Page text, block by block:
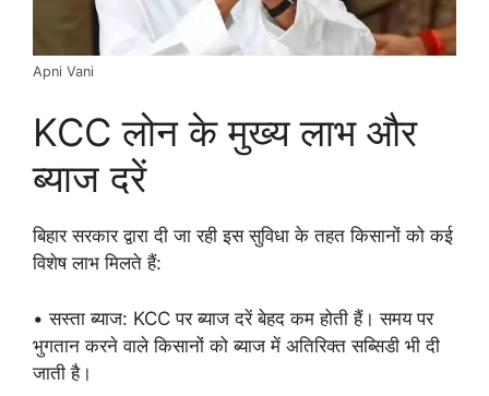
Apni Vani
KCC लोन के मुख्य लाभ और
ब्याज दरें
बिहार सरकार द्वारा दी जा रही इस सुविधा के तहत किसानों को कई
विशेष लाभ मिलते हैं:
• सस्ता ब्याज: KCC पर ब्याज दरें बेहद कम होती हैं। समय पर
भुगतान करने वाले किसानों को ब्याज में अतिरिक्त सब्सिडी भी दी
जाती है।